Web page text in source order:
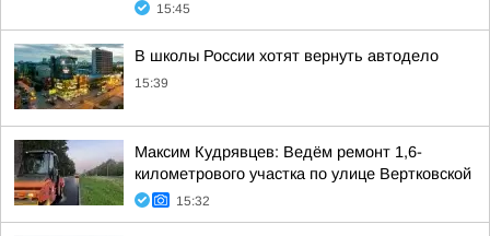
15:45
В школы России хотят вернуть автодело
15:39
Максим Кудрявцев: Ведём ремонт 1,6-
километрового участка по улице Вертковской
15:32